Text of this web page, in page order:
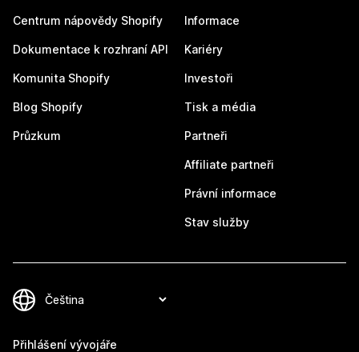
Centrum nápovědy Shopify
Dokumentace k rozhraní API
Komunita Shopify
Blog Shopify
Průzkum
Informace
Kariéry
Investoři
Tisk a média
Partneři
Affiliate partneři
Právní informace
Stav služby
Přihlášení vývojáře